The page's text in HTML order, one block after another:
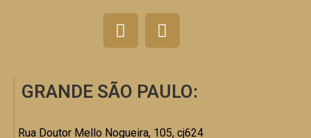
GRANDE SÃO PAULO:
Rua Doutor Mello Nogueira, 105, cj624